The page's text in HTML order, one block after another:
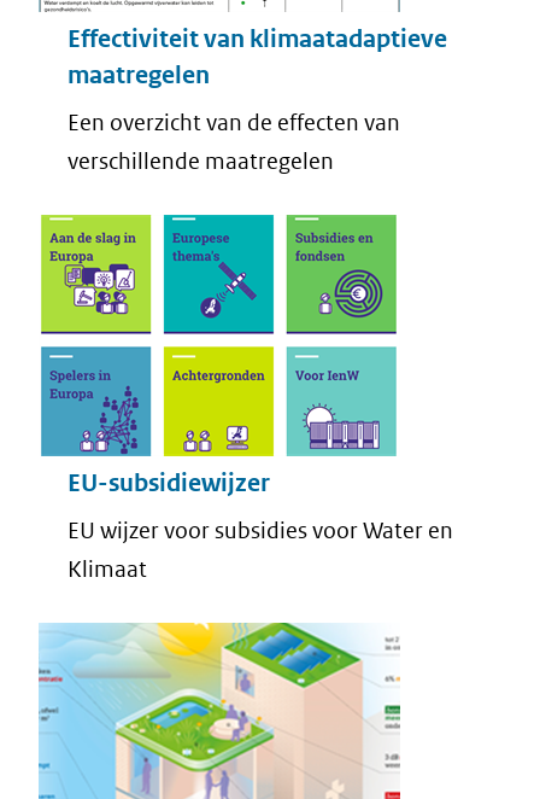
Effectiviteit van klimaatadaptieve
maatregelen
Een overzicht van de effecten van
verschillende maatregelen
EU-subsidiewijzer
EU wijzer voor subsidies voor Water en
Klimaat